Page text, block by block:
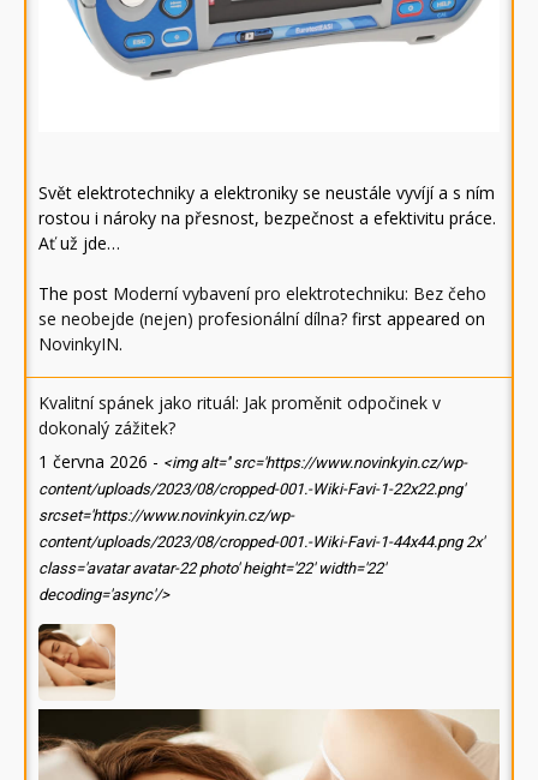
Svět elektrotechniky a elektroniky se neustále vyvíjí a s ním
rostou i nároky na přesnost, bezpečnost a efektivitu práce.
Ať už jde…
The post Moderní vybavení pro elektrotechniku: Bez čeho
se neobejde (nejen) profesionální dílna? first appeared on
NovinkyIN.
Kvalitní spánek jako rituál: Jak proměnit odpočinek v
dokonalý zážitek?
1 června 2026 - <img alt='' src='https://www.novinkyin.cz/wp-
content/uploads/2023/08/cropped-001.-Wiki-Favi-1-22x22.png'
srcset='https://www.novinkyin.cz/wp-
content/uploads/2023/08/cropped-001.-Wiki-Favi-1-44x44.png 2x'
class='avatar avatar-22 photo' height='22' width='22'
decoding='async'/>